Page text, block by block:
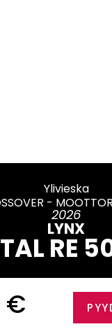
Ylivieska
-
2026
LYNX
RE
€